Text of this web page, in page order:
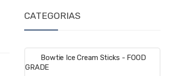
CATEGORIAS
Bowtie Ice Cream Sticks - FOOD
GRADE